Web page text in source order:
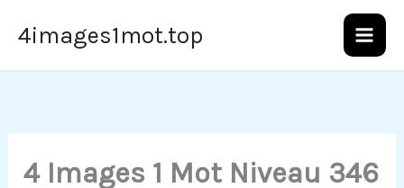
4images1mot.top
4 Images 1 Mot Niveau 346